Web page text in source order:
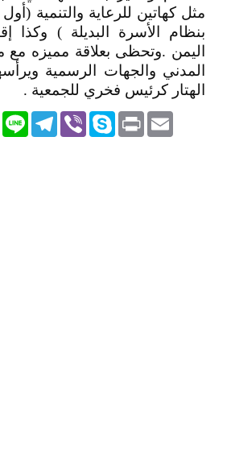
مثل كهاتين للرعاية والتنمية (أول
بنظام الأسرة البديلة ) وكذا
اليمن .وتحظى بعلاقة مميزه
المدني والجهات الرسمية
الهتار كرئيس فخري للجمعية .
Line
Telegram ViberSkype PrintEmail